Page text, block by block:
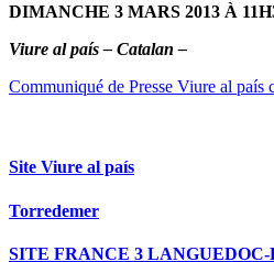
DIMANCHE 3 MARS 2013 À
Viure al país – Catalan –
Communiqué de Presse Viure al país
Site Viure al país
Torredemer
SITE FRANCE 3